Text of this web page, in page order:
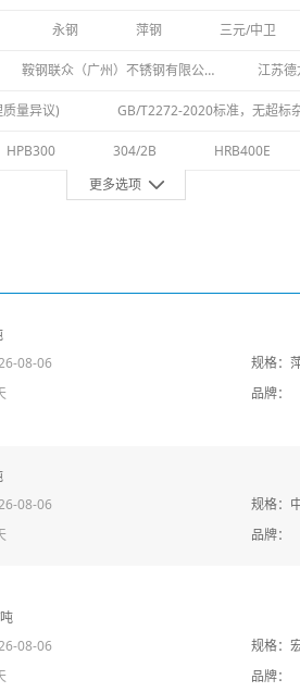
永钢 萍钢 三元/中卫
鞍钢联众（广州）不锈钢有限公司 江苏德
量异议) GB/T2272-2020标准，无超标
HPB300 304/2B HRB400E
更多选项
08-06
规格：
品牌：
08-06
规格：
品牌：
08-06
规格：
品牌：